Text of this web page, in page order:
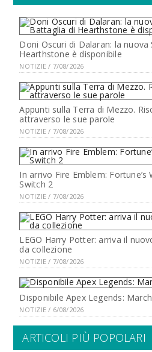
Doni Oscuri di Dalaran: la
Hearthstone è disponibile
NOTIZIE / 7/08/2026
Appunti sulla Terra di Mezzo.
attraverso le sue parole
NOTIZIE / 7/08/2026
In arrivo Fire Emblem: Fortune’s
Switch 2
NOTIZIE / 7/08/2026
LEGO Harry Potter: arriva il
da collezione
NOTIZIE / 7/08/2026
Disponibile Apex Legends:
NOTIZIE / 6/08/2026
ARTICOLI PIÙ POPOLARI